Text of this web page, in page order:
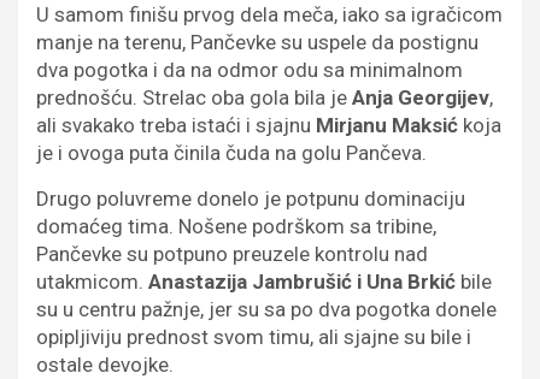
U samom finišu prvog dela meča, iako sa igračicom
manje na terenu, Pančevke su uspele da postignu
dva pogotka i da na odmor odu sa minimalnom
prednošću. Strelac oba gola bila je Anja Georgijev,
ali svakako treba istaći i sjajnu Mirjanu Maksić koja
je i ovoga puta činila čuda na golu Pančeva.
Drugo poluvreme donelo je potpunu dominaciju
domaćeg tima. Nošene podrškom sa tribine,
Pančevke su potpuno preuzele kontrolu nad
utakmicom. Anastazija Jambrušić i Una Brkić bile
su u centru pažnje, jer su sa po dva pogotka donele
opipljiviju prednost svom timu, ali sjajne su bile i
ostale devojke.